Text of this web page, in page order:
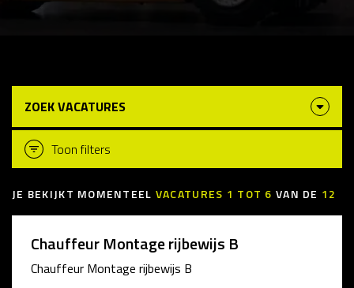
ZOEK VACATURES
Toon filters
JE BEKIJKT MOMENTEEL VACATURES 1 TOT 6 VAN DE 12
Chauffeur Montage rijbewijs B
Chauffeur Montage rijbewijs B